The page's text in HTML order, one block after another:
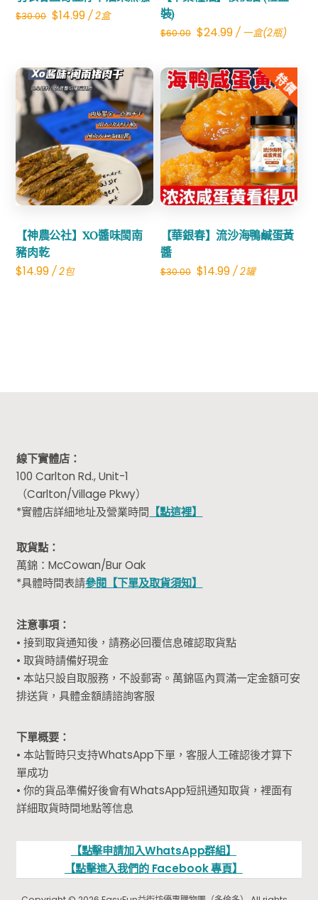
$30.00 Original
$30.00.
$14.99Current
$14.99.
/ 2盒
裝)
$60.00 Original
was:
$60.00.
$24.99Current
is:
$24.99.
/ 一盒(2瓶)
【神農公社】XO醬味閩南
豬肉乾
$14.99 / 2包
Share
特價
【華銀春】流沙海鴨鹹蛋黃
醬
$30.00 Original
$14.99Current
/ 2罐
Share
線下實體店：
100 Carlton Rd., Unit-1
（Carlton/Village Pkwy）
*實體店詳細地址及營業時間 【點這裡】
取貨點：
萬錦：McCowan/Bur Oak
*具體時間表請參閱【下單及取貨須知】
注意事項：
• 接到取貨通知後，請務必回覆信息確認取貨點
• 取貨時請備好現金
• 本站只設自取服務，不設郵寄。萬錦區內買滿一定金額可安
排送貨，具體金額請諮詢客服
下單概要：
• 本站暫時只支持WhatsApp下單，客服人工確認後才算下
單成功
• 你的貨品準備好後會有WhatsApp短訊通知取貨，裡面有
詳細取貨時間地點等信息
【點擊申請加入WhatsApp群組】
【點擊進入我們的 Facebook 專頁】